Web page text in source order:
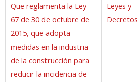
Que reglamenta la Ley
67 de 30 de octubre de
2015, que adopta
medidas en la industria
de la construcción para
reducir la incidencia de
Leyes y
Decretos